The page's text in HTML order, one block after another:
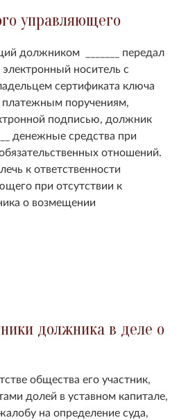
управляющего
должником _______ передал
электронный носитель с
сертификата ключа
платежным поручениям,
подписью, должник
денежные средства при
отношений.
к ответственности
при отсутствии к
о возмещении
должника в деле о
общества его участник,
долей в уставном капитале,
на определение суда,